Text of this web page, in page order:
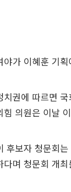
야가 이혜훈 기
치권에 따르면
힘 의원은 이날
후보자 청문회
다며 청문회 개